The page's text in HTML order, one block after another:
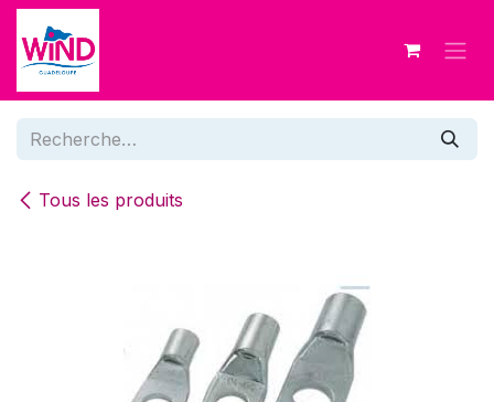
Se rendre au contenu
Tous les produits